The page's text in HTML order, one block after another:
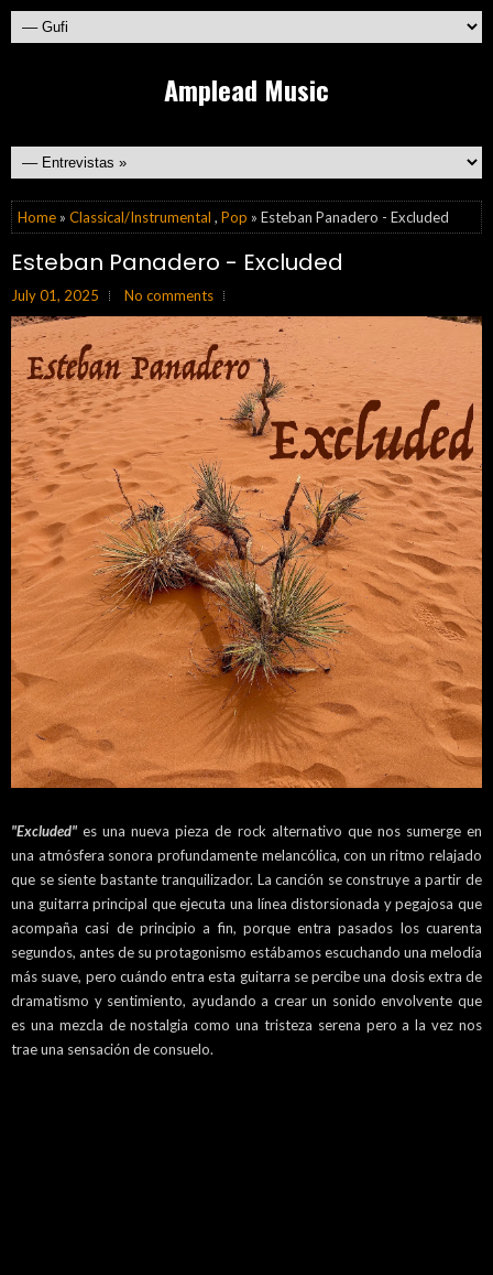
Amplead Music
Home » Classical/Instrumental , Pop » Esteban Panadero - Excluded
Esteban Panadero - Excluded
July 01, 2025 No comments
"Excluded" es una nueva pieza de rock alternativo que nos sumerge en
una atmósfera sonora profundamente melancólica, con un ritmo relajado
que se siente bastante tranquilizador. La canción se construye a partir de
una guitarra principal que ejecuta una línea distorsionada y pegajosa que
acompaña casi de principio a fin, porque entra pasados los cuarenta
segundos, antes de su protagonismo estábamos escuchando una melodía
más suave, pero cuándo entra esta guitarra se percibe una dosis extra de
dramatismo y sentimiento, ayudando a crear un sonido envolvente que
es una mezcla de nostalgia como una tristeza serena pero a la vez nos
trae una sensación de consuelo.